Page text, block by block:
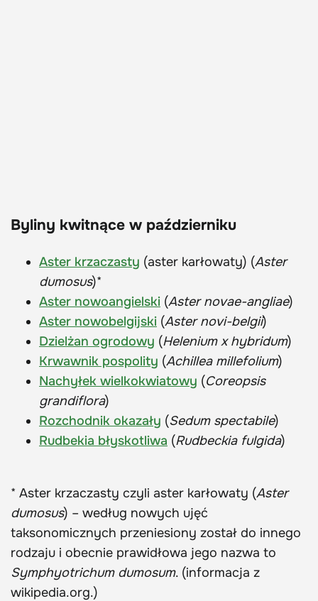
Byliny kwitnące w październiku
Aster krzaczasty (aster karłowaty) (Aster
dumosus)*
Aster nowoangielski (Aster novae-angliae)
Aster nowobelgijski (Aster novi-belgii)
Dzielżan ogrodowy (Helenium x hybridum)
Krwawnik pospolity (Achillea millefolium)
Nachyłek wielkokwiatowy (Coreopsis
grandiflora)
Rozchodnik okazały (Sedum spectabile)
Rudbekia błyskotliwa (Rudbeckia fulgida)
* Aster krzaczasty czyli aster karłowaty (Aster
dumosus) – według nowych ujęć
taksonomicznych przeniesiony został do innego
rodzaju i obecnie prawidłowa jego nazwa to
Symphyotrichum dumosum. (informacja z
wikipedia.org.)